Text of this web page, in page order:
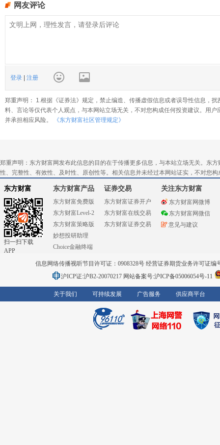
网友评论
登录 | 注册
郑重声明： 1.根据《证券法》规定，禁止编造、传播虚假信息或者误导性信息，
料、言论等仅代表个人观点，与本网站立场无关，不对您构成任何投资建议。用
并承担相应风险。
《东方财富社区管理规定》
郑重声明：东方财富网发布此信息的目的在于传播更多信息，与本站立场无关。东
性、完整性、有效性、及时性、原创性等。相关信息并未经过本网站证实，不对您
东方财富
扫一扫下载
APP
东方财富产品
东方财富免费版
东方财富Level-2
东方财富策略版
妙想投研助理
Choice金融终端
证券交易
东方财富证券开户
东方财富在线交易
东方财富证券交易
关注东方财富
东方财富网微博
东方财富网微信
意见与建议
信息网络传播视听节目许可证：0908328号 经营证券期货业务许可证编
沪ICP证:沪B2-20070217 网站备案号:沪ICP备05006054号-11
关于我们 可持续发展 广告服务 供应商平台